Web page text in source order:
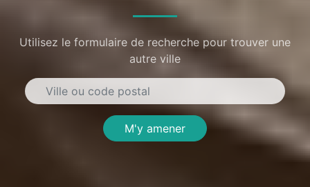
Utilisez le formulaire de recherche pour trouver une
autre ville
M'y amener